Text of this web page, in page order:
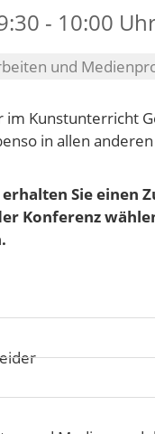
- 10:00
und
Kunstunterricht
in allen
Sie einen
Konferenz